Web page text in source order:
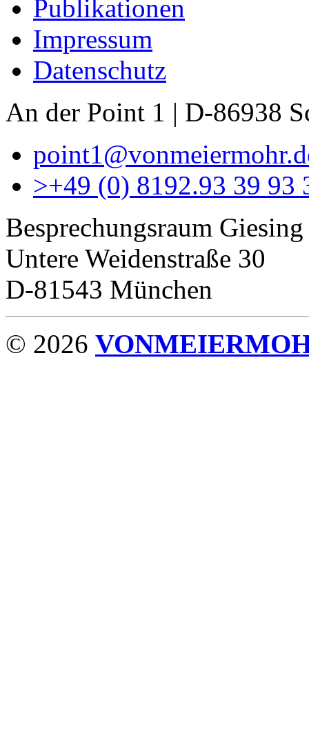
Publikationen
Impressum
Datenschutz
An der Point 1 | D-86938
>+49 (0) 8192.93 39 93
Besprechungsraum Giesing
Untere Weidenstraße 30
D-81543 München
© 2026